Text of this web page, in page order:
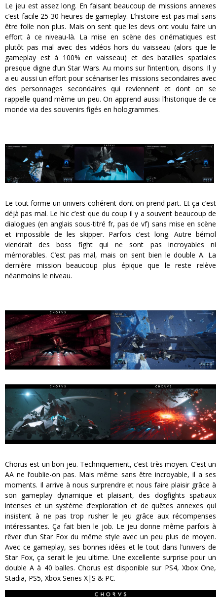
Le jeu est assez long. En faisant beaucoup de missions annexes
c’est facile 25-30 heures de gameplay. L’histoire est pas mal sans
être folle non plus. Mais on sent que les devs ont voulu faire un
effort à ce niveau-là. La mise en scène des cinématiques est
plutôt pas mal avec des vidéos hors du vaisseau (alors que le
gameplay est à 100% en vaisseau) et des batailles spatiales
presque digne d’un Star Wars. Au moins sur l’intention, disons. Il y
a eu aussi un effort pour scénariser les missions secondaires avec
des personnages secondaires qui reviennent et dont on se
rappelle quand même un peu. On apprend aussi l’historique de ce
monde via des souvenirs figés en hologrammes.
Le tout forme un univers cohérent dont on prend part. Et ça c’est
déjà pas mal. Le hic c’est que du coup il y a souvent beaucoup de
dialogues (en anglais sous-titré fr, pas de vf) sans mise en scène
et impossible de les skipper. Parfois c’est long. Autre bémol
viendrait des boss fight qui ne sont pas incroyables ni
mémorables. C’est pas mal, mais on sent bien le double A. La
dernière mission beaucoup plus épique que le reste relève
néanmoins le niveau.
Chorus est un bon jeu. Techniquement, c’est très moyen. C’est un
AA ne l’oublie-on pas. Mais même sans être incroyable, il a ses
moments. Il arrive à nous surprendre et nous faire plaisir grâce à
son gameplay dynamique et plaisant, des dogfights spatiaux
intenses et un système d’exploration et de quêtes annexes qui
insistent à ne pas trop rusher le jeu grâce aux récompenses
intéressantes. Ça fait bien le job. Le jeu donne même parfois à
rêver d’un Star Fox du même style avec un peu plus de moyen.
Avec ce gameplay, ses bonnes idées et le tout dans l’univers de
Star Fox, ça serait le jeu ultime. Une excellente surprise pour un
double A à 40 balles. Chorus est disponible sur PS4, Xbox One,
Stadia, PS5, Xbox Series X|S & PC.